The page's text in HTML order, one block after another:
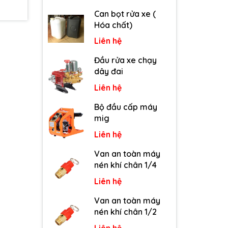
Can bọt rửa xe (
Hóa chất)
Liên hệ
Đầu rửa xe chạy
dây đai
Liên hệ
Bộ đầu cấp máy
mig
Liên hệ
Van an toàn máy
nén khí chân 1/4
Liên hệ
Van an toàn máy
nén khí chân 1/2